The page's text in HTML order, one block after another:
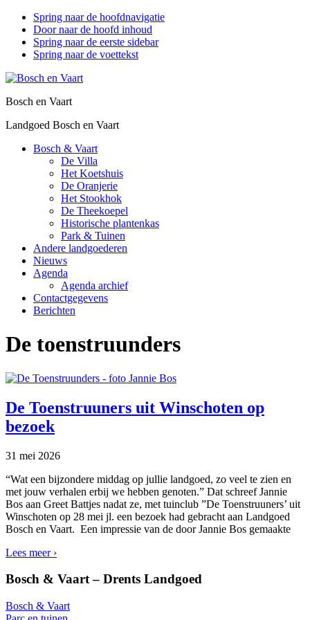
Spring naar de hoofdnavigatie
Door naar de hoofd inhoud
Spring naar de eerste sidebar
Spring naar de voettekst
Bosch en Vaart
Landgoed Bosch en Vaart
Bosch & Vaart
De Villa
Het Koetshuis
De Oranjerie
Het Stookhok
De Theekoepel
Historische plantenkas
Park & Tuinen
Andere landgoederen
Nieuws
Agenda
Agenda archief
Contactgegevens
Berichten
De toenstruunders
De Toenstruuners uit Winschoten op
bezoek
31 mei 2026
“Wat een bijzondere middag op jullie landgoed, zo veel te zien en
met jouw verhalen erbij we hebben genoten.” Dat schreef Jannie
Bos aan Greet Battjes nadat ze, met tuinclub ”De Toenstruuners’ uit
Winschoten op 28 mei jl. een bezoek had gebracht aan Landgoed
Bosch en Vaart. Een impressie van de door Jannie Bos gemaakte
Lees meer ›
Sidebar
Footer
Bosch & Vaart – Drents Landgoed
Bosch & Vaart